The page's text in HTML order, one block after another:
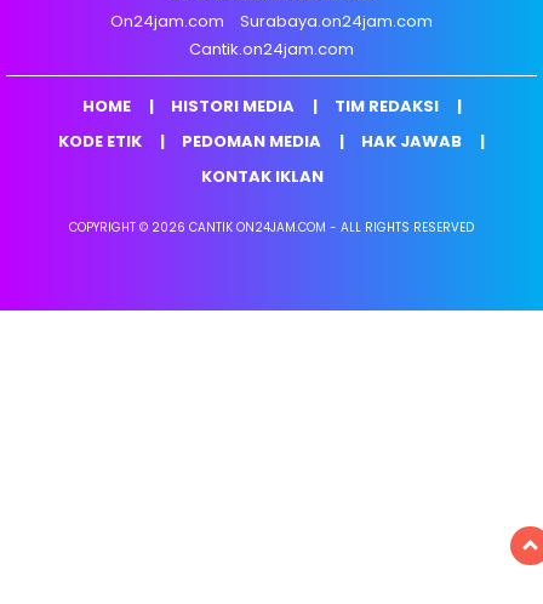
On24jam.com
Surabaya.on24jam.com
Cantik.on24jam.com
HOME HISTORI MEDIA
TIM REDAKSI
KODE ETIK
PEDOMAN MEDIA
HAK JAWAB
KONTAK IKLAN
COPYRIGHT © 2026 CANTIK ON24JAM.COM - ALL RIGHTS RESERVED